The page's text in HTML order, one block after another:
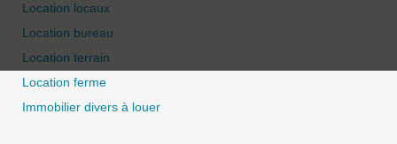
Location locaux
Location bureau
Location terrain
Location ferme
Immobilier divers à louer